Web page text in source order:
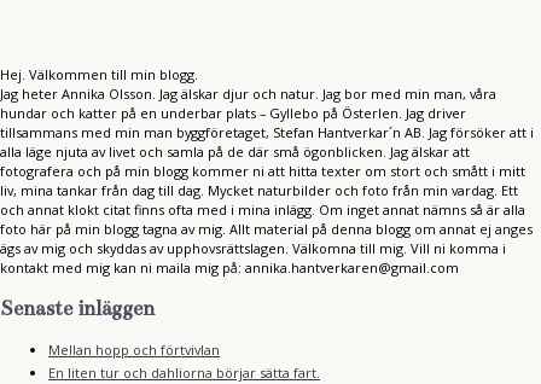
Hej. Välkommen till min blogg.
Jag heter Annika Olsson. Jag älskar djur och natur. Jag bor med min man, våra
hundar och katter på en underbar plats – Gyllebo på Österlen. Jag driver
tillsammans med min man byggföretaget, Stefan Hantverkar´n AB. Jag försöker att i
alla läge njuta av livet och samla på de där små ögonblicken. Jag älskar att
fotografera och på min blogg kommer ni att hitta texter om stort och smått i mitt
liv, mina tankar från dag till dag. Mycket naturbilder och foto från min vardag. Ett
och annat klokt citat finns ofta med i mina inlägg. Om inget annat nämns så är alla
foto här på min blogg tagna av mig. Allt material på denna blogg om annat ej anges
ägs av mig och skyddas av upphovsrättslagen. Välkomna till mig. Vill ni komma i
kontakt med mig kan ni maila mig på: annika.hantverkaren@gmail.com
Senaste inläggen
Mellan hopp och förtvivlan
En liten tur och dahliorna börjar sätta fart.